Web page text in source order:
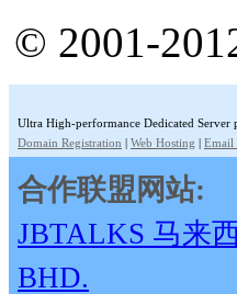
© 2001-
Ultra High-performance Dedicated Server
Domain Registration | Web Hosting | Email
合作联盟网站:
JBTALKS 马来
BHD.